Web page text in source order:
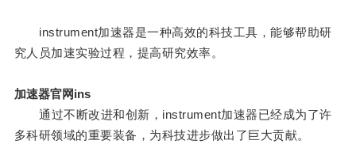
instrument加速器是一种高效的科技工具，能够帮助研
究人员加速实验过程，提高研究效率。
加速器官网ins
通过不断改进和创新，instrument加速器已经成为了许
多科研领域的重要装备，为科技进步做出了巨大贡献。